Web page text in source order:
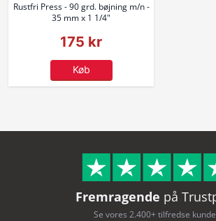
Rustfri Press - 90 grd. bøjning m/n -
35 mm x 1 1/4"
175 kr
Køb
Fremragende på
Se vores 2.400+ tilfredse